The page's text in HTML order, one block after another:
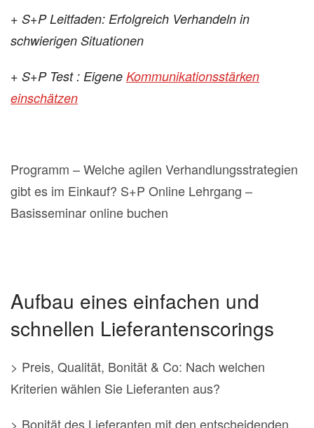
+ S+P Leitfaden: Erfolgreich Verhandeln in
schwierigen Situationen
+ S+P Test : Eigene Kommunikationsstärken
einschätzen
Programm – Welche agilen Verhandlungsstrategien
gibt es im Einkauf? S+P Online Lehrgang –
Basisseminar online buchen
Aufbau eines einfachen und
schnellen Lieferantenscorings
> Preis, Qualität, Bonität & Co: Nach welchen
Kriterien wählen Sie Lieferanten aus?
> Bonität des Lieferanten mit den entscheidenden